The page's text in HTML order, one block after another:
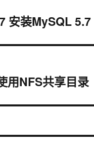
安装MySQL 5.7
用NFS共享目录